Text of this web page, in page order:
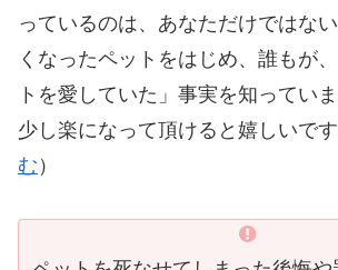
っているのは、あなただけではな
くなったペットをはじめ、誰もが
トを愛していた」事実を知ってい
少し楽になって頂けると嬉しいで
む ）